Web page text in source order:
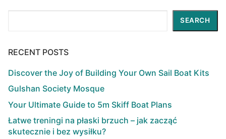
SEARCH
RECENT POSTS
Discover the Joy of Building Your Own Sail Boat Kits
Gulshan Society Mosque
Your Ultimate Guide to 5m Skiff Boat Plans
Łatwe treningi na płaski brzuch – jak zacząć
skutecznie i bez wysiłku?